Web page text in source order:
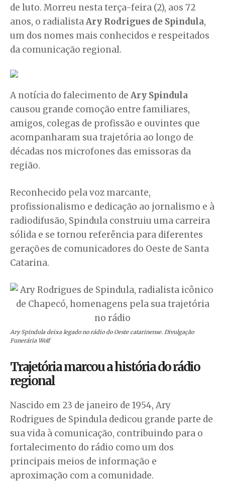
de luto. Morreu nesta terça-feira (2), aos 72
anos, o radialistaAry Rodrigues de Spindula,
um dos nomes mais conhecidos e respeitados
da comunicação regional.
A notícia do falecimento de Ary Spindula
causou grande comoção entre familiares,
amigos, colegas de profissão e ouvintes que
acompanharam sua trajetória ao longo de
décadas nos microfones das emissoras da
região.
Reconhecido pela voz marcante,
profissionalismo e dedicação ao jornalismo e à
radiodifusão, Spindula construiu uma carreira
sólida e se tornou referência para diferentes
gerações de comunicadores do Oeste de Santa
Catarina.
Ary Spindula deixa legado no rádio do Oeste catarinense. Divulgação
Funerária Wolf
Trajetória marcou a história do rádio
regional
Nascido em 23 de janeiro de 1954, Ary
Rodrigues de Spindula dedicou grande parte de
sua vida à comunicação, contribuindo para o
fortalecimento do rádio como um dos
principais meios de informação e
aproximação com a comunidade.